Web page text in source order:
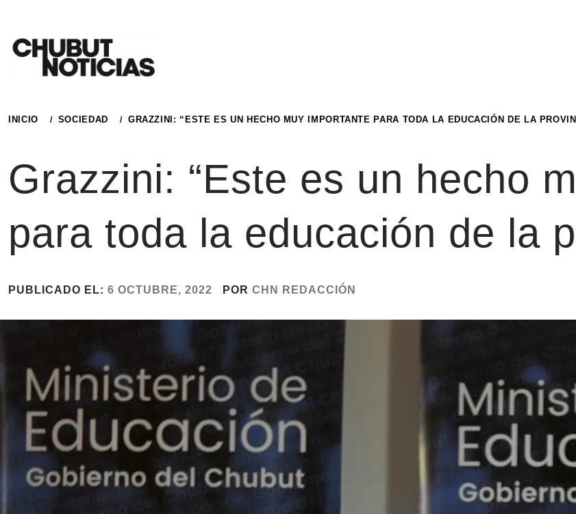
contenido
INICIO SOCIEDAD GRAZZINI: “ESTE ES UN HECHO MUY IMPORTANTE PARA TODA LA EDUCACIÓN DE LA
Grazzini: “Este es un hecho
para toda la educación de la
PUBLICADO EL: 6 OCTUBRE, 2022 POR CHN REDACCIÓN